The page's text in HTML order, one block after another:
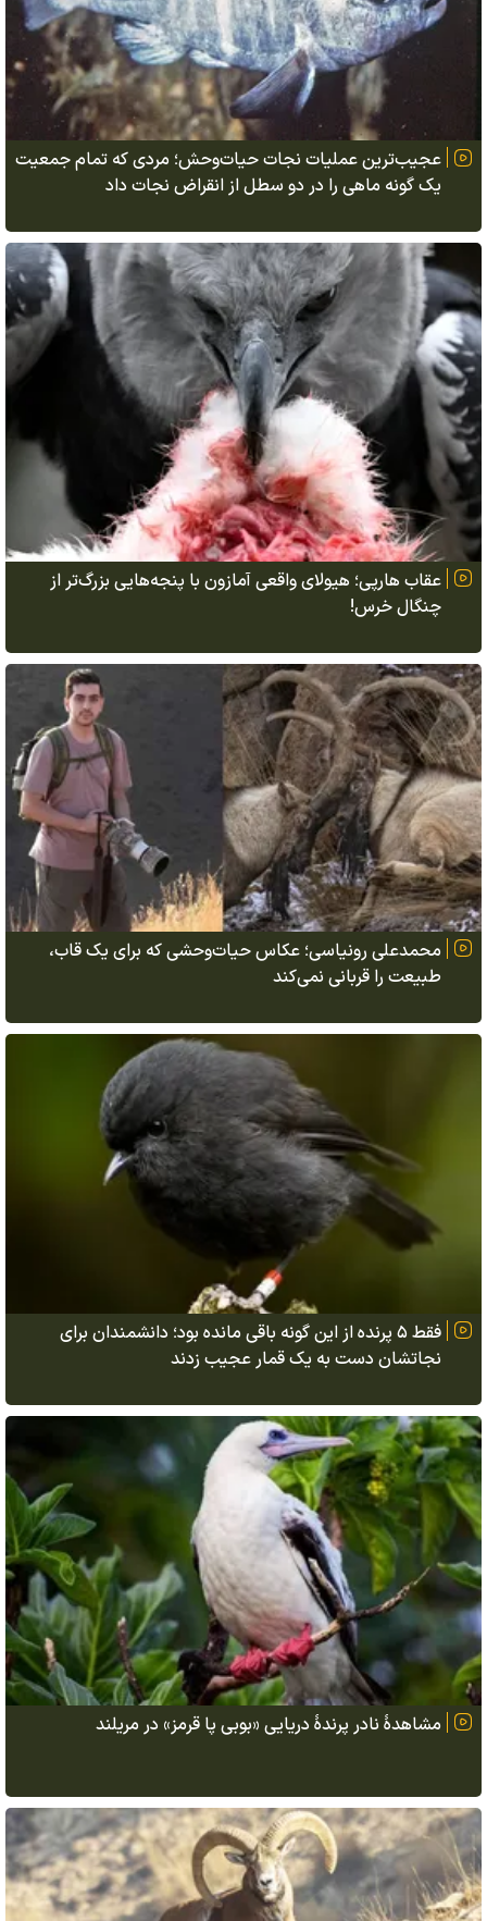
عجیب‌ترین عملیات نجات حیات‌وحش؛ مردی که تمام جمعیت
یک گونه ماهی را در دو سطل از انقراض نجات داد
عقاب هارپی؛ هیولای واقعی آمازون با پنجه‌هایی بزرگ‌تر از
چنگال خرس!
محمدعلی رونیاسی؛ عکاس حیات‌وحشی که برای یک قاب،
طبیعت را قربانی نمی‌کند
فقط ۵ پرنده از این گونه باقی مانده بود؛ دانشمندان برای
نجاتشان دست به یک قمار عجیب زدند
مشاهدهٔ نادر پرندهٔ دریایی «بوبی پا قرمز» در مریلند